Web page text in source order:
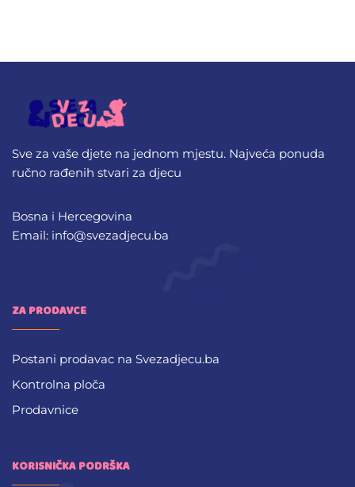
Sve za vaše djete na jednom mjestu. Najveća ponuda
ručno rađenih stvari za djecu
Bosna i Hercegovina
Email: info@svezadjecu.ba
ZA PRODAVCE
Postani prodavac na Svezadjecu.ba
Kontrolna ploča
Prodavnice
KORISNIČKA PODRŠKA